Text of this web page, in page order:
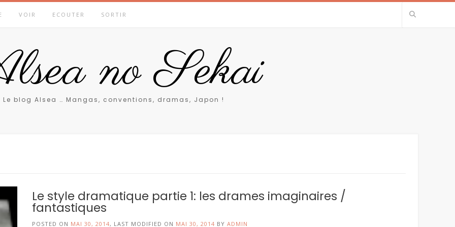
VOIR ECOUTER SORTIR
no Sekai
Le blog Alsea … Mangas, conventions, dramas, Japon !
Le style dramatique partie 1: les drames imaginaires /
fantastiques
POSTED ON MAI 30, 2014, LAST MODIFIED ON MAI 30, 2014 BY ADMIN